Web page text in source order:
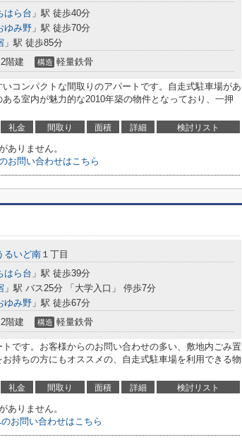
はら台 」駅 徒歩40分
ゆみ野 」駅 徒歩70分
」駅 徒歩85分
2階建 構造 軽量鉄骨
コンパクトな間取りのアパートです。自走式駐車場があ
る室内が魅力的な2010年築の物件となっており、一押
礼金 間取り 面積 詳細 検討リスト
ありません。
お問い合わせはこちら
るいど南１丁目
はら台 」駅 徒歩39分
」駅 バス25分 「大学入口」 停歩7分
ゆみ野 」駅 徒歩67分
2階建 構造 軽量鉄骨
です。お客様からのお問い合わせの多い、敷地内ごみ置
持ちの方にもオススメの、自走式駐車場を利用できる物
礼金 間取り 面積 詳細 検討リスト
ありません。
お問い合わせはこちら